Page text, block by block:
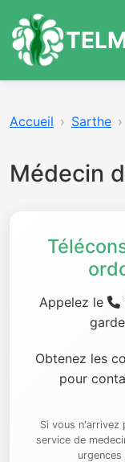
Accueil Sarthe
Médecin
Appelez le
Obtenez les
pour
Si vous n'arrivez
service de